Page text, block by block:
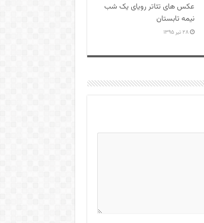
عکس های تئاتر رویای یک شب
نیمه تابستان
۲۸ تیر ۱۳۹۵